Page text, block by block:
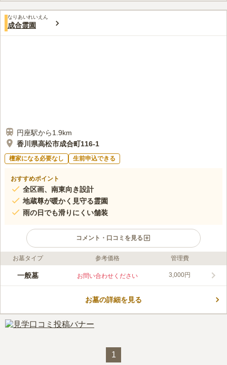
口コミ評価
この霊園はまだ誰からも評価されていません。
なりあいれいえん
成合霊園
円座駅から1.9km
香川県高松市成合町116-1
檀家になる必要なし 生前申込できる
おすすめポイント
全区画、南東向き設計
地蔵尊が暖かく見守る霊園
雨の日でも滑りにくい舗装
コメント・口コミを見る
ライフドット編集部のコメント
香東川のせせらぎが聞こえる長閑な雰囲気にある民営霊園です。
す。 駐車場も完備されているので安心です。 霊園から徒歩圏内
お墓参りの買い出しには不自由しません。
口コミ評価
お墓タイプ 参考価格 管理費
一般墓 お問い合わせください 3,000円
お墓の詳細を見る
1